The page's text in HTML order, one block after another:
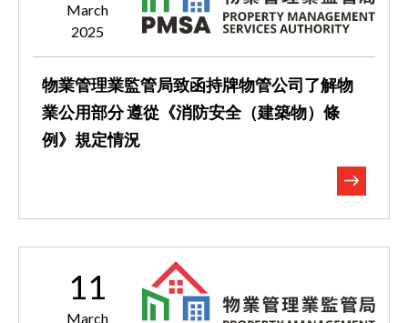
March
2025
物業管理業監管局致函持牌物管公司了解物
業公用部分 ​​​​​​​遵從《消防安全（建築物）條
例》規定情況
11
March